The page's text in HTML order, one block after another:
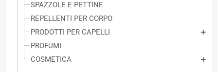
SPAZZOLE E PETTINE
REPELLENTI PER CORPO
PRODOTTI PER CAPELLI
PROFUMI
COSMETICA